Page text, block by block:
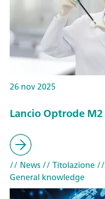
26 nov 2025
Lancio Optrode M2
// News// Titolazione//
General knowledge